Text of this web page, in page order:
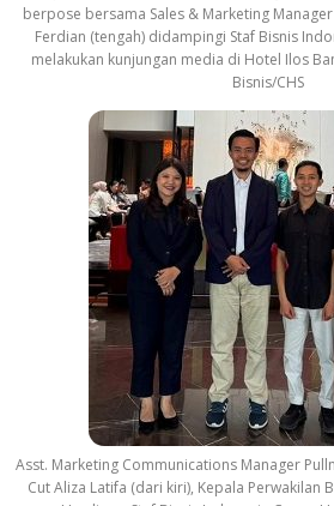
berpose bersama Sales & Marketing
Ferdian (tengah) didampingi Staf Bisnis
melakukan kunjungan media di Hotel Ilos
Bisnis/CHS
Asst. Marketing Communications Manager
Cut Aliza Latifa (dari kiri), Kepala Perwakilan